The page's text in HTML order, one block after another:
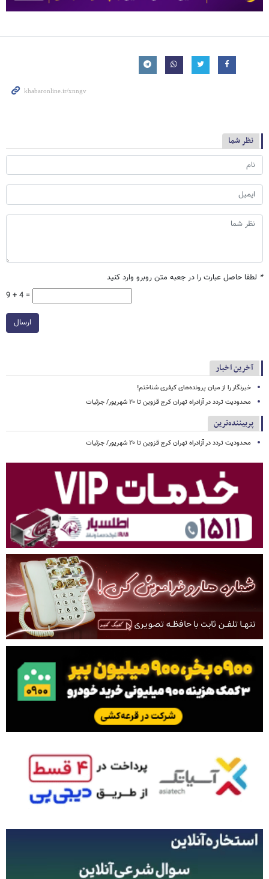
نظر شما
* لطفا حاصل عبارت را در جعبه متن روبرو وارد کنید
9 + 4 =
ارسال
آخرین اخبار
خبرنگار را از میان پرونده‌های کیفری شناختم!
محدودیت تردد در آزادراه تهران کرج قزوین تا ۲۰ شهریور/ جزئیات
پربیننده‌ترین
محدودیت تردد در آزادراه تهران کرج قزوین تا ۲۰ شهریور/ جزئیات